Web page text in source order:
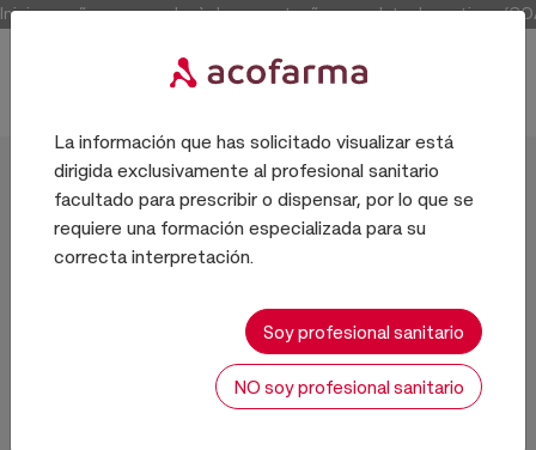
Inicie sessão para aceder à documentação completa dos artigos
Início
Perguntas frequentes
La información que has solicitado visualizar está
dirigida exclusivamente al profesional sanitario
facultado para prescribir o dispensar, por lo que se
requiere una formación especializada para su
correcta interpretación.
Soy profesional sanitario
NO soy profesional sanitario